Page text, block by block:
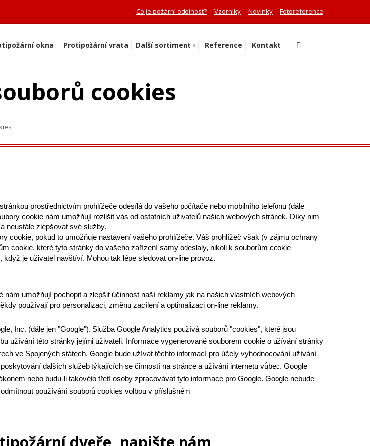
Co je požární odolnost? Vzorníky Novinky Fotoreference
okna Protipožární vrata Další sortiment Reference Kontakt
cookies
prostřednictvím prohlížeče odesílá do vašeho počítače nebo mobilního telefonu (dále
cookie nám umožňují rozlišit vás od ostatních uživatelů našich webových stránek. Díky nim
neustále zlepšovat své služby.
cookie, pokud to umožňuje nastavení vašeho prohlížeče. Váš prohlížeč však (v zájmu ochrany
cookie, které tyto stránky do vašeho zařízení samy odeslaly, nikoli k souborům cookie
je uživatel navštíví. Mohou tak lépe sledovat on-line provoz.
umožňují pochopit a zlepšit účinnost naší reklamy jak na našich vlastních webových
používají pro personalizaci, změnu zacílení a optimalizaci on-line reklamy.
Inc. (dále jen "Google"). Služba Google Analytics používá souborů "cookies", které jsou
užívání této stránky jejími uživateli. Informace vygenerované souborem cookie o užívání stránky
ve Spojených státech. Google bude užívat těchto informací pro účely vyhodnocování užívání
dalších služeb týkajících se činností na stránce a užívání internetu vůbec. Google
nebo budu-li takovéto třetí osoby zpracovávat tyto informace pro Google. Google nebude
používání souborů cookies volbou v příslušném